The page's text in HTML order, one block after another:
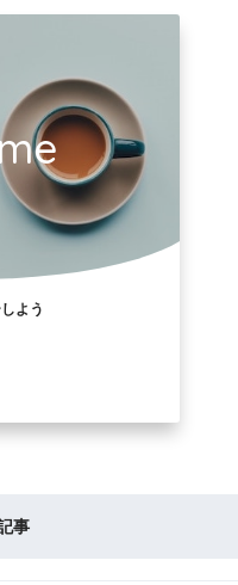
よう
事